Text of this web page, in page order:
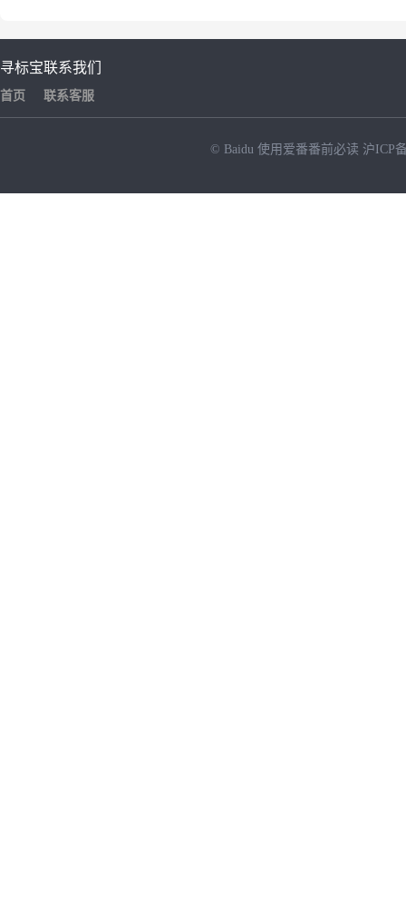
寻标宝
首页
联系我们
联系客服
© Baidu 使用爱番番前必读 沪ICP